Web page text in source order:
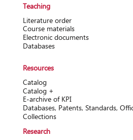
Teaching
Literature order
Course materials
Electronic documents
Databases
Resources
Catalog
Catalog +
Е-archive of KPI
Databases, Patents, Standards,
Collections
Research